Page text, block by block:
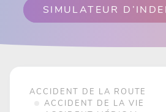
SIMULATEUR
ACCIDENT DE LA ROUTE
ACCIDENT DE LA VIE